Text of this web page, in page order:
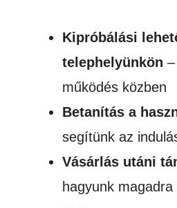
Kipróbálási
telephelyünkön
működés közben
Betanítás a
segítünk az
Vásárlás utáni
hagyunk